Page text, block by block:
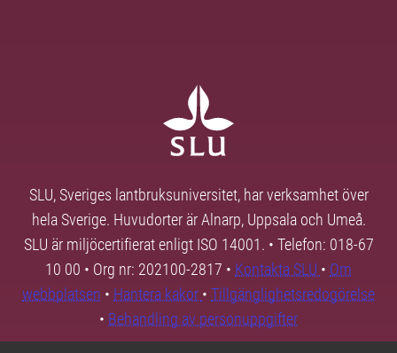
SLU, Sveriges lantbruksuniversitet, har verksamhet över
hela Sverige. Huvudorter är Alnarp, Uppsala och Umeå.
SLU är miljöcertifierat enligt ISO 14001. • Telefon: 018-67
10 00 • Org nr: 202100-2817 • Kontakta SLU • Om
webbplatsen • Hantera kakor • Tillgänglighetsredogörelse
• Behandling av personuppgifter